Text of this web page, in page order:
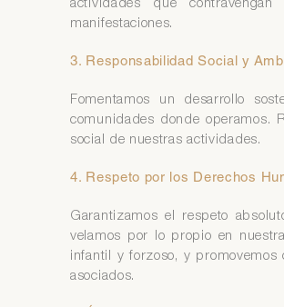
actividades que
manifestaciones.
3. Responsabilidad Social y
Fomentamos un desarrollo
comunidades donde operamos.
social de nuestras actividades.
4. Respeto por los Derechos
Garantizamos el respeto
velamos por lo propio en
infantil y forzoso, y promovemos
asociados.